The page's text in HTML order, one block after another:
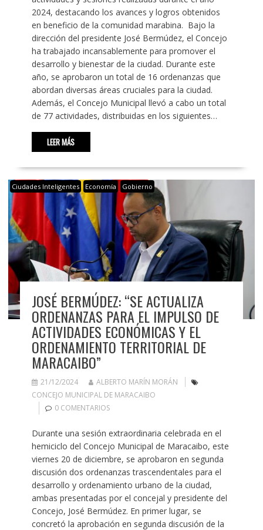
2024, destacando los avances y logros obtenidos
en beneficio de la comunidad marabina. Bajo la
dirección del presidente José Bermúdez, el Concejo
ha trabajado incansablemente para promover el
desarrollo y bienestar de la ciudad. Durante este
año, se aprobaron un total de 16 ordenanzas que
abordan diversas áreas cruciales para la ciudad.
Además, el Concejo Municipal llevó a cabo un total
de 77 actividades, distribuidas en los siguientes…
LEER MÁS
Ciudades Inteligentes Economía Gobierno
JOSÉ BERMÚDEZ: “SE ACTUALIZA
ORDENANZAS PARA EL IMPULSO DE
ACTIVIDADES ECONÓMICAS Y EL
ORDENAMIENTO TERRITORIAL DE
MARACAIBO”
21/12/2024
ALBERTO MARÍN MORÁN
CONCEJO MUNICIPAL DE MARACAIBO
0 COMENTARIOS
Durante una sesión extraordinaria celebrada en el
hemiciclo del Concejo Municipal de Maracaibo, este
viernes 20 de diciembre, se aprobaron en segunda
discusión dos ordenanzas trascendentales para el
desarrollo y ordenamiento urbano de la ciudad,
ambas presentadas por el concejal y presidente del
Concejo, José Bermúdez. En primer lugar, se
concretó la aprobación en segunda discusión de la